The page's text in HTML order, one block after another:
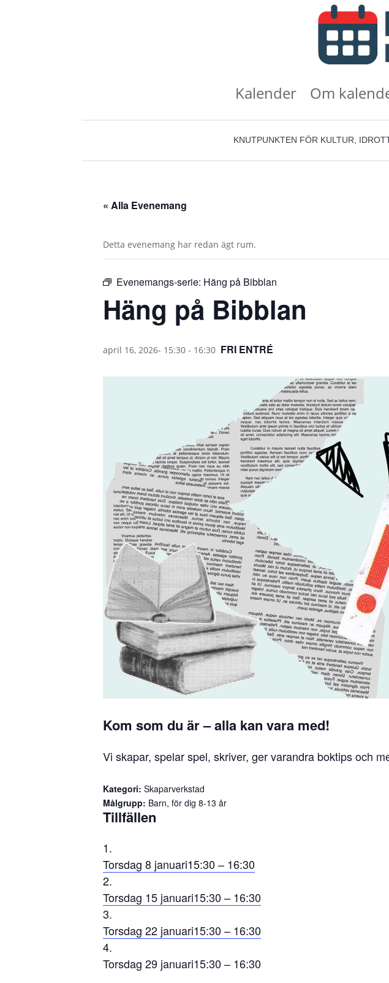
Kalender Om
KNUTPUNKTEN FÖR KULTUR,
« Alla Evenemang
Detta evenemang har redan ägt rum.
Evenemangs-serie: Häng på Bibblan
Häng på Bibblan
april 16, 2026- 15:30 - 16:30 FRI ENTRÉ
Kom som du är – alla kan vara med!
Vi skapar, spelar spel, skriver, ger varandra boktips och
Kategori: Skaparverkstad
Målgrupp: Barn, för dig 8-13 år
Tillfällen
Torsdag 8 januari15:30 – 16:30
Torsdag 15 januari15:30 – 16:30
Torsdag 22 januari15:30 – 16:30
Torsdag 29 januari15:30 – 16:30